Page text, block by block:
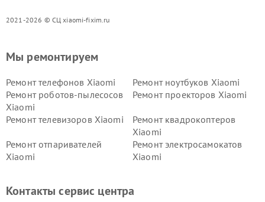
2021-2026 © СЦ xiaomi-fixim.ru
Мы ремонтируем
Ремонт телефонов Xiaomi
Ремонт ноутбуков Xiaomi
Ремонт роботов-пылесосов
Xiaomi
Ремонт проекторов Xiaomi
Ремонт телевизоров Xiaomi
Ремонт квадрокоптеров
Xiaomi
Ремонт отпаривателей
Xiaomi
Ремонт электросамокатов
Xiaomi
Ремонт стиральных машин
Ремонт смарт-часов Xiaomi
Контакты сервис центра